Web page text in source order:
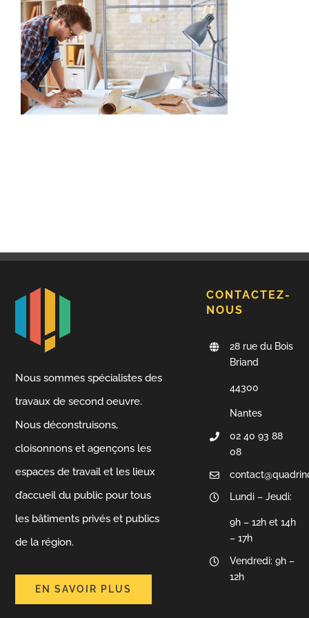
Nous sommes spécialistes des
travaux de second oeuvre.
Nous déconstruisons,
cloisonnons et agençons les
espaces de travail et les lieux
d’accueil du public pour tous
les bâtiments privés et publics
de la région.
EN SAVOIR PLUS
CONTACTEZ-
NOUS
28 rue du Bois
Briand
44300
Nantes
02 40 93 88
08
Lundi – Jeudi:
9h – 12h et 14h
– 17h
Vendredi: 9h –
12h